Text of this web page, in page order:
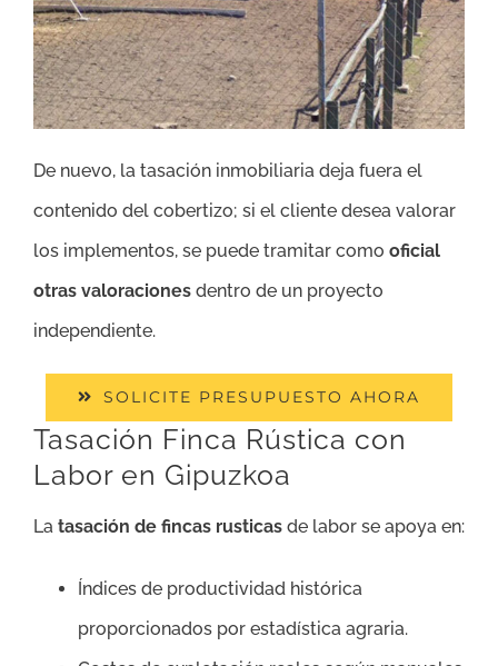
De nuevo, la tasación inmobiliaria deja fuera el
contenido del cobertizo; si el cliente desea valorar
los implementos, se puede tramitar como oficial
otras valoraciones dentro de un proyecto
independiente.
SOLICITE PRESUPUESTO AHORA
Tasación Finca Rústica con
Labor en Gipuzkoa
La tasación de fincas rusticas de labor se apoya en:
Índices de productividad histórica
proporcionados por estadística agraria.